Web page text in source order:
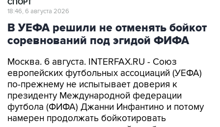
В УЕФА решили не отменять бойкот
соревнований под эгидой ФИФА
Москва. 6 августа. INTERFAX.RU - Союз
по-прежнему не испытывает доверия к
президенту Международной федерации
футбола (ФИФА) Джанни Инфантино и потому
намерен продолжать бойкотировать
соревнования под ее эгидой, сообщает в
четверг Sky News.